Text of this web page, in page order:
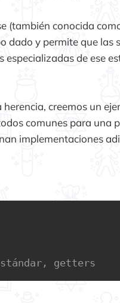
(también conocida
dado y permite que las
de ese
creemos un
comunes para una
implementaciones
getters